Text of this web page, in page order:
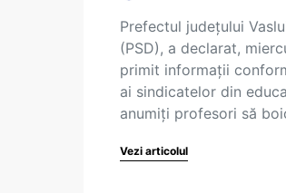
Prefectul județului
(PSD), a declarat,
primit informaţii
ai sindicatelor din
anumiţi profesori să
Vezi articolul